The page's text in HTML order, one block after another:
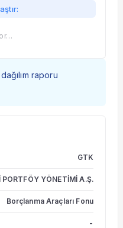
raporu
GTK
PORTFÖY YÖNETİMİ A.Ş.
Borçlanma Araçları Fonu
-